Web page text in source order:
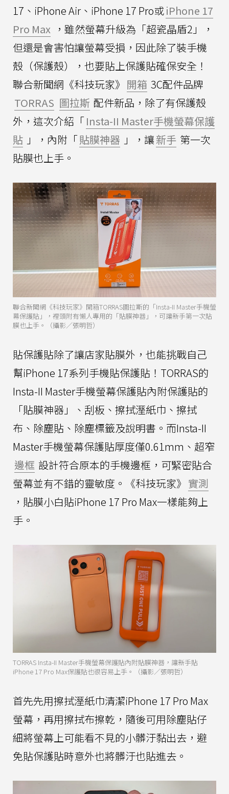
17、iPhone Air、iPhone 17 Pro或iPhone 17
Pro Max ，雖然螢幕升級為「超瓷晶盾2」，
但還是會害怕讓螢幕受損，因此除了裝手機
殼（保護殼），也要貼上保護貼確保安全！
聯合新聞網《科技玩家》 開箱 3C配件品牌
TORRAS 圖拉斯 配件新品，除了有保護殼
外，這次介紹「Insta-II Master手機螢幕保護
貼 」，內附「貼膜神器 」，讓新手 第一次
貼膜也上手。
聯合新聞網《科技玩家》開箱TORRAS圖拉斯的「Insta-II Master手機螢
幕保護貼」，裡頭附有懶人專用的「貼膜神器」，可讓新手第一次貼
膜也上手。（攝影／張明哲）
貼保護貼除了讓店家貼膜外，也能挑戰自己
幫iPhone 17系列手機貼保護貼！TORRAS的
Insta-II Master手機螢幕保護貼內附保護貼的
「貼膜神器」、刮板、擦拭溼紙巾、擦拭
布、除塵貼、除塵標籤及說明書。而Insta-II
Master手機螢幕保護貼厚度僅0.61mm、超窄
邊框 設計符合原本的手機邊框，可緊密貼合
螢幕並有不錯的靈敏度。《科技玩家》 實測
，貼膜小白貼iPhone 17 Pro Max一樣能夠上
手。
TORRAS Insta-II Master手機螢幕保護貼內附貼膜神器，讓新手貼
iPhone 17 Pro Max保護貼也很容易上手。（攝影／張明哲）
首先先用擦拭溼紙巾清潔iPhone 17 Pro Max
螢幕，再用擦拭布擦乾，隨後可用除塵貼仔
細將螢幕上可能看不見的小髒汙黏出去，避
免貼保護貼時意外也將髒汙也貼進去。